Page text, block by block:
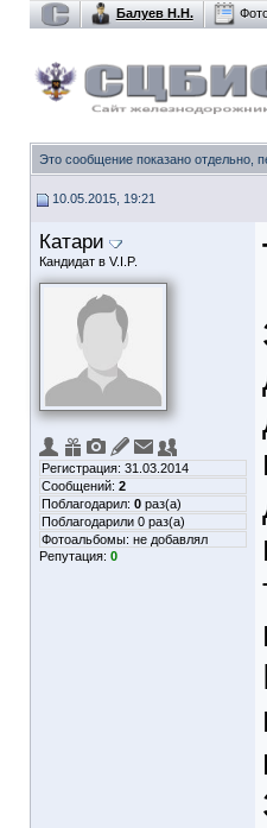
Балуев Н.Н.
Это сообщение показано отдельно,
10.05.2015, 19:21
Катари
Кандидат в V.I.P.
Регистрация: 31.03.2014
Сообщений: 2
Поблагодарил: 0 раз(а)
Поблагодарили 0 раз(а)
Фотоальбомы: не добавлял
Репутация: 0